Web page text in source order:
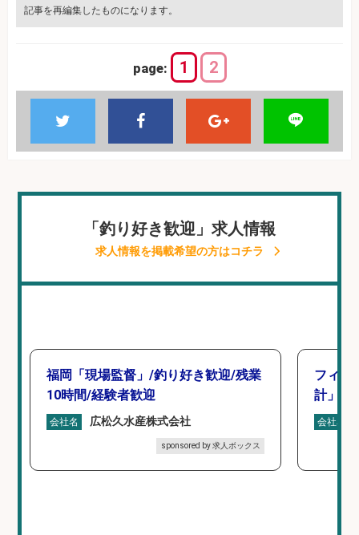
記事を再編集したものになります。
page: 1 2
「釣り好き歓迎」求人情報
求人情報を掲載希望の方はコチラ
福岡「現場監督」/釣り好き歓迎/残業
10時間/経験者歓迎
会社名 広松久水産株式会社
sponsored by 求人ボックス
フィッ
計」
会社名